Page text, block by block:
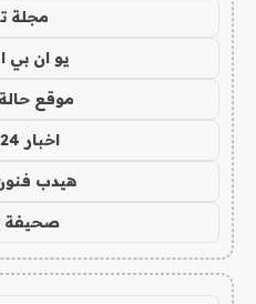
مجلة
يو ان بي
موقع
اخبار 24 ساعة
هيدب
صحيفة